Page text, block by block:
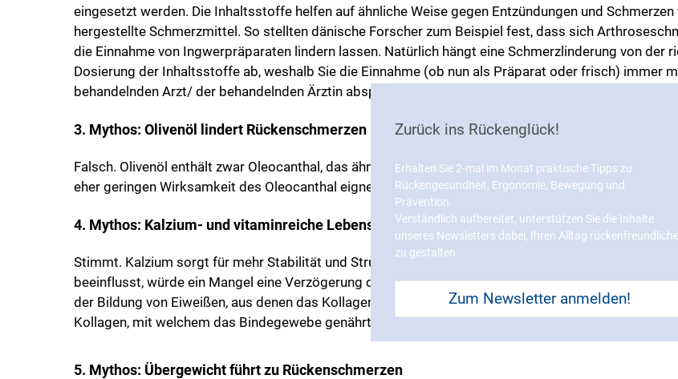
eingesetzt werden. Die Inhaltsstoffe helfen auf ähnliche Weise gegen Entzündungen und
hergestellte Schmerzmittel. So stellten dänische Forscher zum Beispiel fest, dass sich
die Einnahme von Ingwerpräparaten lindern lassen. Natürlich hängt eine Schmerzlinderung von der
Dosierung der Inhaltsstoffe ab, weshalb Sie die Einnahme (ob nun als Präparat oder frisch) immer
behandelnden Arzt/ der behandelnden Ärztin absprechen sollten.
2,3
3. Mythos: Olivenöl lindert Rückenschmerzen
Falsch. Olivenöl enthält zwar Oleocanthal, das ähnlich wie das Schmerzmittel Ibuprofen wirkt, doch
eher geringen Wirksamkeit des Oleocanthal eignet sich das Öl nicht für (akute) Schmerzen.4
4. Mythos: Kalzium- und vitaminreiche Lebensmittel unterstützen Ihre Rückengesundheit
Stimmt. Kalzium sorgt für mehr Stabilität und Struktur Ihrer Knochen. Da Vitamin A das
beeinflusst, würde ein Mangel eine Verzögerung der Wachstumsprozesse hervorrufen. Vitamin K
der Bildung von Eiweißen, aus denen das Kollagengerüst der Knochen gebildet wird und Vitamin C
Kollagen, mit welchem das Bindegewebe genährt wird.
5
5. Mythos: Übergewicht führt zu Rückenschmerzen
Zurück ins Rückenglück!
Erhalten Sie 2-mal im Monat praktische Tipps zu
Rückengesundheit, Ergonomie, Bewegung und
Prävention.
Verständlich aufbereitet, unterstützen Sie die Inhalte
unseres Newsletters dabei, Ihren Alltag
zu gestalten.
Zum Newsletter anmelden!